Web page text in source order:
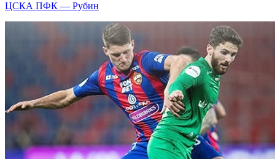
ЦСКА ПФК — Рубин